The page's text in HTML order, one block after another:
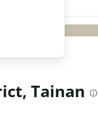
Tainan